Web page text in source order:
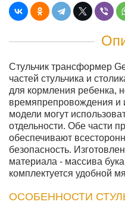
Стульчик трансформер
частей стульчика и
для кормления ребенка,
времяпрепровождения и
модели могут
отдельности. Обе части
обеспечивают
безопасность.
материала - массива
комплектуется удобной
ОСОБЕННОСТИ